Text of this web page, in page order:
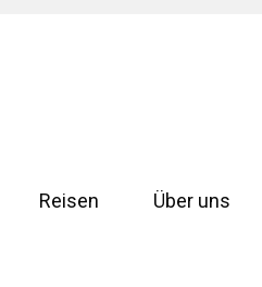
Reisen Über uns